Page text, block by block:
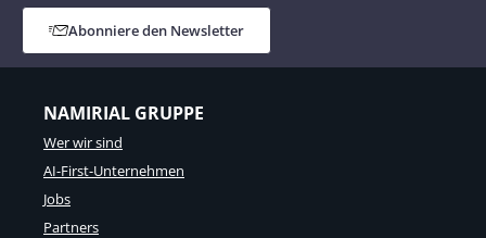
Abonniere den Newsletter
NAMIRIAL GRUPPE
Wer wir sind
AI-First-Unternehmen
Jobs
Partners